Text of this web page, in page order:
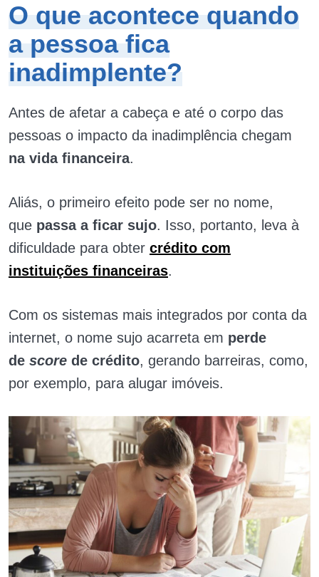
O que acontece quando
a pessoa fica
inadimplente?
Antes de afetar a cabeça e até o corpo das
pessoas o impacto da inadimplência chegam
na vida financeira.
Aliás, o primeiro efeito pode ser no nome,
que passa a ficar sujo. Isso, portanto, leva à
dificuldade para obter crédito com
instituições financeiras.
Com os sistemas mais integrados por conta da
internet, o nome sujo acarreta em perde
de score de crédito, gerando barreiras, como,
por exemplo, para alugar imóveis.